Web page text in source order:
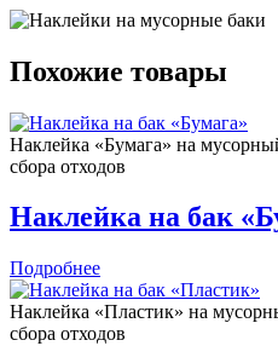
Похожие товары
Наклейка «Бумага» на
сбора отходов
Наклейка на бак
Подробнее
Наклейка «Пластик» на
сбора отходов